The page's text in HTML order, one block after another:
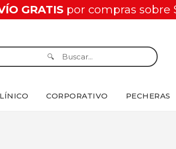
GRATISpor compras sobre
CORPORATIVO PECHERAS